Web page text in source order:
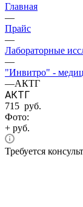
Главная
—
Прайс
—
Лабораторные
—
"Инвитро" -
—АКТГ
АКТГ
715 руб.
Фото:
+ руб.
Требуется